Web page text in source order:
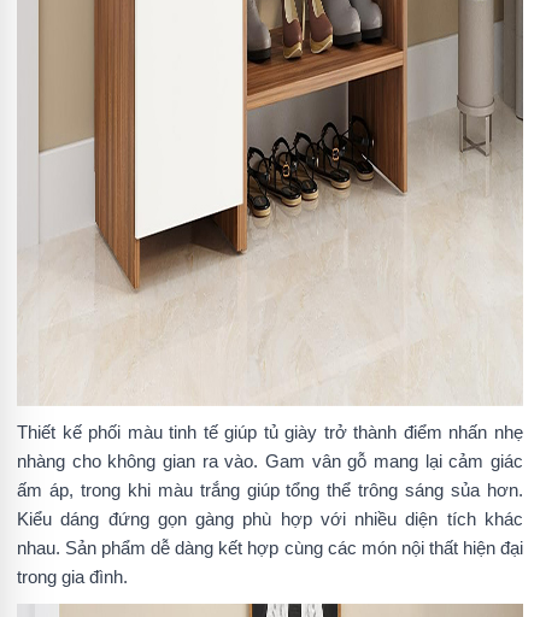
Thiết kế phối màu tinh tế giúp tủ giày trở thành điểm nhấn nhẹ
nhàng cho không gian ra vào. Gam vân gỗ mang lại cảm giác
ấm áp, trong khi màu trắng giúp tổng thể trông sáng sủa hơn.
Kiểu dáng đứng gọn gàng phù hợp với nhiều diện tích khác
nhau. Sản phẩm dễ dàng kết hợp cùng các món nội thất hiện đại
trong gia đình.